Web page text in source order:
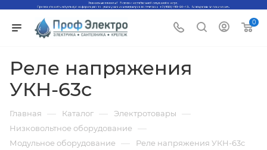
0
Реле напряжения
УКН-63с
Главная — Каталог — Электротовары —
Низковольтное оборудование —
Модульное оборудование — Реле напряжения УКН-63с